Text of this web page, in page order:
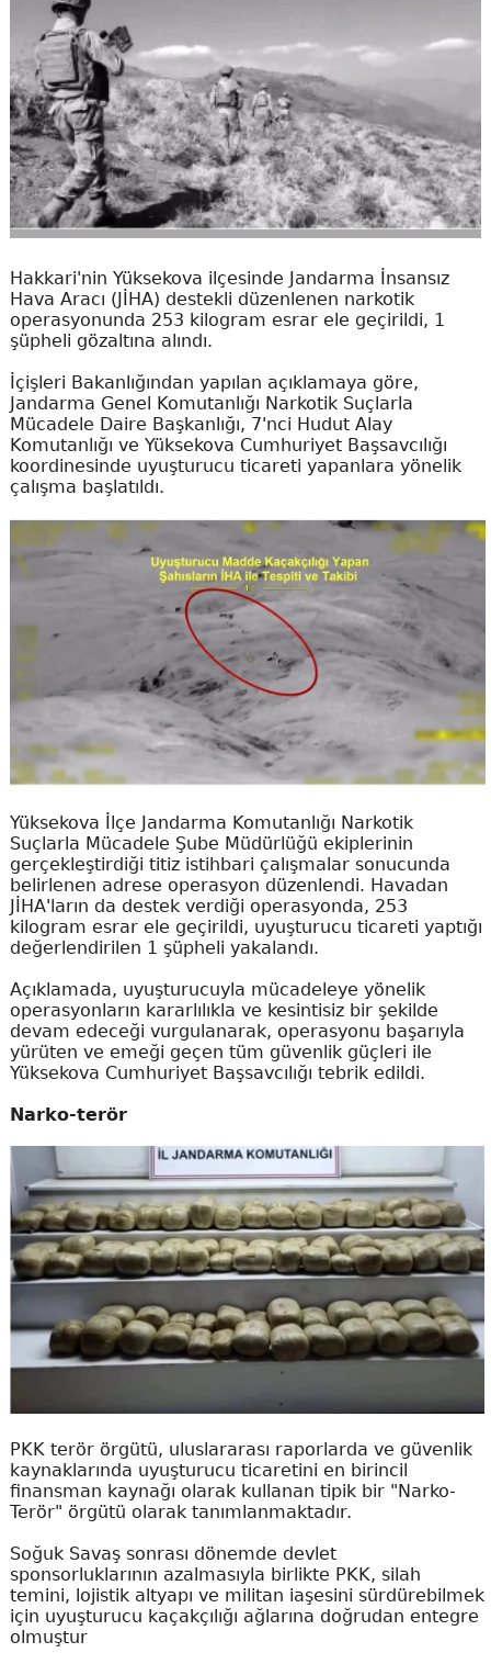
Hakkari'nin Yüksekova ilçesinde Jandarma İnsansız
Hava Aracı (JİHA) destekli düzenlenen narkotik
operasyonunda 253 kilogram esrar ele geçirildi, 1
şüpheli gözaltına alındı.
İçişleri Bakanlığından yapılan açıklamaya göre,
Jandarma Genel Komutanlığı Narkotik Suçlarla
Mücadele Daire Başkanlığı, 7'nci Hudut Alay
Komutanlığı ve Yüksekova Cumhuriyet Başsavcılığı
koordinesinde uyuşturucu ticareti yapanlara yönelik
çalışma başlatıldı.
Yüksekova İlçe Jandarma Komutanlığı Narkotik
Suçlarla Mücadele Şube Müdürlüğü ekiplerinin
gerçekleştirdiği titiz istihbari çalışmalar sonucunda
belirlenen adrese operasyon düzenlendi. Havadan
JİHA'ların da destek verdiği operasyonda, 253
kilogram esrar ele geçirildi, uyuşturucu ticareti yaptığı
değerlendirilen 1 şüpheli yakalandı.
Açıklamada, uyuşturucuyla mücadeleye yönelik
operasyonların kararlılıkla ve kesintisiz bir şekilde
devam edeceği vurgulanarak, operasyonu başarıyla
yürüten ve emeği geçen tüm güvenlik güçleri ile
Yüksekova Cumhuriyet Başsavcılığı tebrik edildi.
Narko-terör
PKK terör örgütü, uluslararası raporlarda ve güvenlik
kaynaklarında uyuşturucu ticaretini en birincil
finansman kaynağı olarak kullanan tipik bir "Narko-
Terör" örgütü olarak tanımlanmaktadır.
Soğuk Savaş sonrası dönemde devlet
sponsorluklarının azalmasıyla birlikte PKK, silah
temini, lojistik altyapı ve militan iaşesini sürdürebilmek
için uyuşturucu kaçakçılığı ağlarına doğrudan entegre
olmuştur